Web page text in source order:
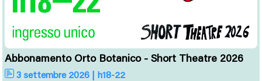
Abbonamento Orto Botanico - Short Theatre 2026
3 settembre 2026 | h18-22